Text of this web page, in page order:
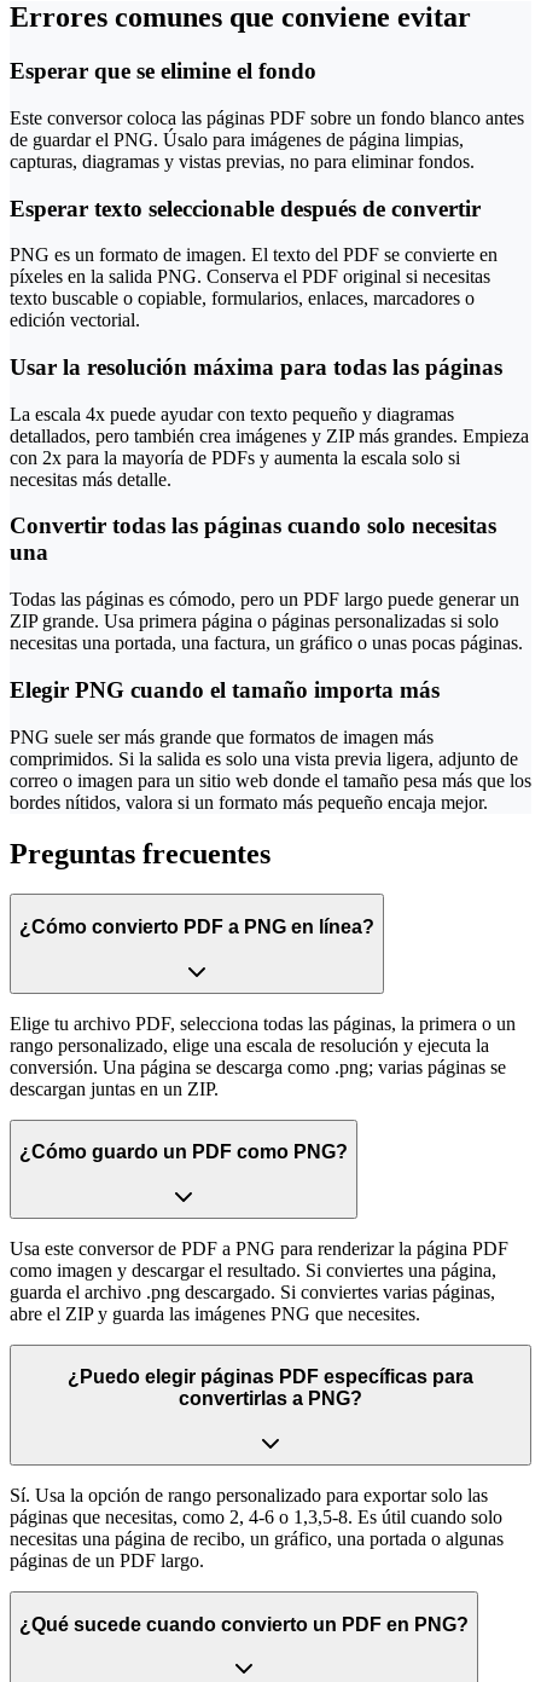
Errores comunes que conviene evitar
Esperar que se elimine el fondo
Este conversor coloca las páginas PDF sobre un fondo blanco antes
de guardar el PNG. Úsalo para imágenes de página limpias,
capturas, diagramas y vistas previas, no para eliminar fondos.
Esperar texto seleccionable después de convertir
PNG es un formato de imagen. El texto del PDF se convierte en
píxeles en la salida PNG. Conserva el PDF original si necesitas
texto buscable o copiable, formularios, enlaces, marcadores o
edición vectorial.
Usar la resolución máxima para todas las páginas
La escala 4x puede ayudar con texto pequeño y diagramas
detallados, pero también crea imágenes y ZIP más grandes. Empieza
con 2x para la mayoría de PDFs y aumenta la escala solo si
necesitas más detalle.
Convertir todas las páginas cuando solo necesitas
una
Todas las páginas es cómodo, pero un PDF largo puede generar un
ZIP grande. Usa primera página o páginas personalizadas si solo
necesitas una portada, una factura, un gráfico o unas pocas páginas.
Elegir PNG cuando el tamaño importa más
PNG suele ser más grande que formatos de imagen más
comprimidos. Si la salida es solo una vista previa ligera, adjunto de
correo o imagen para un sitio web donde el tamaño pesa más que los
bordes nítidos, valora si un formato más pequeño encaja mejor.
Preguntas frecuentes
¿Cómo convierto PDF a PNG en línea?
Elige tu archivo PDF, selecciona todas las páginas, la primera o un
rango personalizado, elige una escala de resolución y ejecuta la
conversión. Una página se descarga como .png; varias páginas se
descargan juntas en un ZIP.
¿Cómo guardo un PDF como PNG?
Usa este conversor de PDF a PNG para renderizar la página PDF
como imagen y descargar el resultado. Si conviertes una página,
guarda el archivo .png descargado. Si conviertes varias páginas,
abre el ZIP y guarda las imágenes PNG que necesites.
¿Puedo elegir páginas PDF específicas para
convertirlas a PNG?
Sí. Usa la opción de rango personalizado para exportar solo las
páginas que necesitas, como 2, 4-6 o 1,3,5-8. Es útil cuando solo
necesitas una página de recibo, un gráfico, una portada o algunas
páginas de un PDF largo.
¿Qué sucede cuando convierto un PDF en PNG?